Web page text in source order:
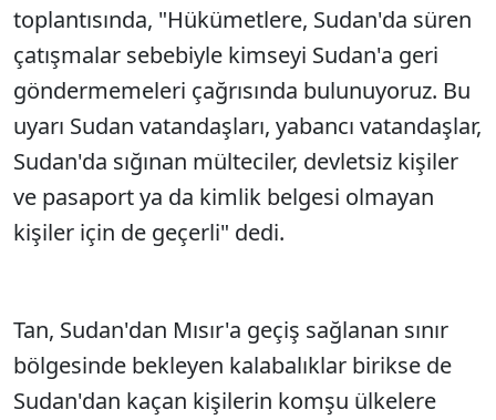
toplantısında, "Hükümetlere, Sudan'da süren
çatışmalar sebebiyle kimseyi Sudan'a geri
göndermemeleri çağrısında bulunuyoruz. Bu
uyarı Sudan vatandaşları, yabancı vatandaşlar,
Sudan'da sığınan mülteciler, devletsiz kişiler
ve pasaport ya da kimlik belgesi olmayan
kişiler için de geçerli" dedi.
Tan, Sudan'dan Mısır'a geçiş sağlanan sınır
bölgesinde bekleyen kalabalıklar birikse de
Sudan'dan kaçan kişilerin komşu ülkelere